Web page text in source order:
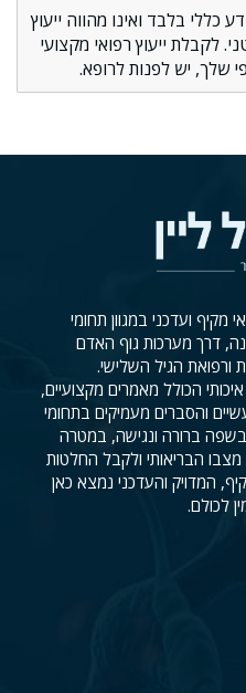
כללי בלבד ואינו מהווה ייעוץ
לקבלת ייעוץ רפואי מקצועי
שלך, יש לפנות לרופא.
מקיף ועדכני במגוון תחומי
דרך מערכות גוף האדם
ורפואת הגיל השלישי.
הכולל מאמרים מקצועיים,
והסברים מעמיקים בתחומי
ברורה ונגישה, במטרה
הבריאותי ולקבל החלטות
המדויק והעדכני נמצא כאן
לכולם.